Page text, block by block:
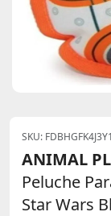
SKU: FDBHGFK4J3Y1
ANIMAL
Peluche
Star Wars